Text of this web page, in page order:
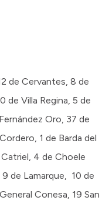
de Cervantes, 8 de
de Villa Regina, 5 de
Oro, 37 de
1 de Barda del
4 de Choele
de Lamarque, 10 de
Conesa, 19 San